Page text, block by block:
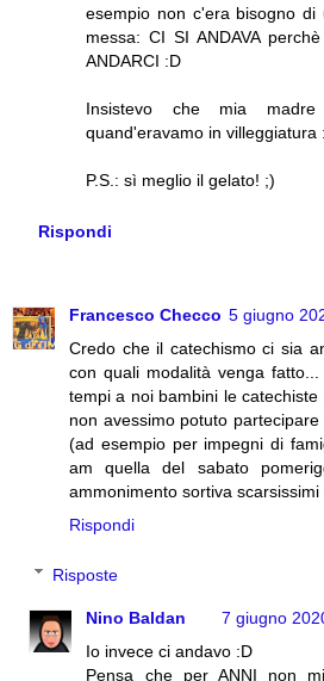
esempio non c'era bisogno di
messa: CI SI ANDAVA
ANDARCI :D
Insistevo che mia
quand'eravamo in villeggiatura
P.S.: sì meglio il gelato! ;)
Rispondi
Francesco Checco 5 giugno
Credo che il catechismo ci sia
con quali modalità venga
tempi a noi bambini le
non avessimo potuto
(ad esempio per impegni di
am quella del sabato
ammonimento sortiva scarsissimi
Rispondi
Risposte
Nino Baldan
7 giugno
Io invece ci andavo :D
Pensa che per ANNI non